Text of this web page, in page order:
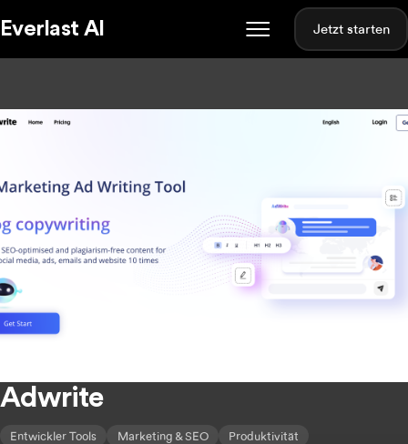
Everlast AI Jetzt starten
Adwrite
Entwickler Tools Marketing & SEO Produktivität